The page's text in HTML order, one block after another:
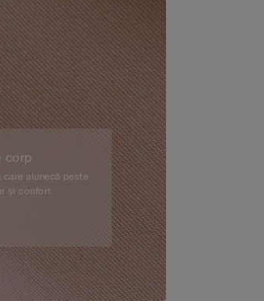
corp
alunecă peste
și confort.